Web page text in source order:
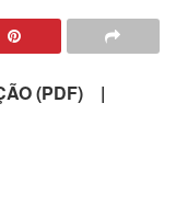
(PDF) |